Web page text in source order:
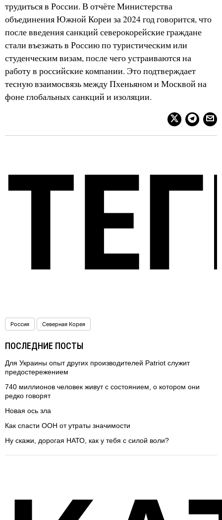
трудиться в России. В отчёте Министерства
объединения Южной Кореи за 2024 год говорится, что
после введения санкций северокорейские граждане
стали въезжать в Россию по туристическим или
студенческим визам, после чего устраиваются на
работу в российские компании. Это подтверждает
тесную взаимосвязь между Пхеньяном и Москвой на
фоне глобальных санкций и изоляции.
Россия Северная Корея
ПОСЛЕДНИЕ ПОСТЫ
Для Украины опыт других производителей Patriot служит
предостережением
740 миллионов человек живут с состоянием, о котором они
редко говорят
Новая ось зла
Как спасти ООН от утраты значимости
Ну скажи, дорогая НАТО, как у тебя с силой воли?